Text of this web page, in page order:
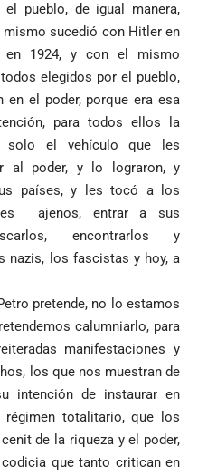
pueblo, de igual manera,
mismo sucedió con Hitler en
en 1924, y con el mismo
elegidos por el pueblo,
en el poder, porque era esa
para todos ellos la
solo el vehículo que les
al poder, y lo lograron, y
países, y les tocó a los
ajenos, entrar a sus
encontrarlos y
nazis, los fascistas y hoy, a
pretende, no lo estamos
calumniarlo, para
manifestaciones y
los que nos muestran de
intención de instaurar en
régimen totalitario, que los
de la riqueza y el poder,
que tanto critican en
Federico
Gutiérrez
documentos
al FBI, DEA y
Congreso
contra la ‘paz
total’ por
presuntos
beneficios a
criminales
1
y
de
tuvo piedad:
goleó 7-1 a un
Curazao en su
debut
mundialista
en
Guarne y
acto de